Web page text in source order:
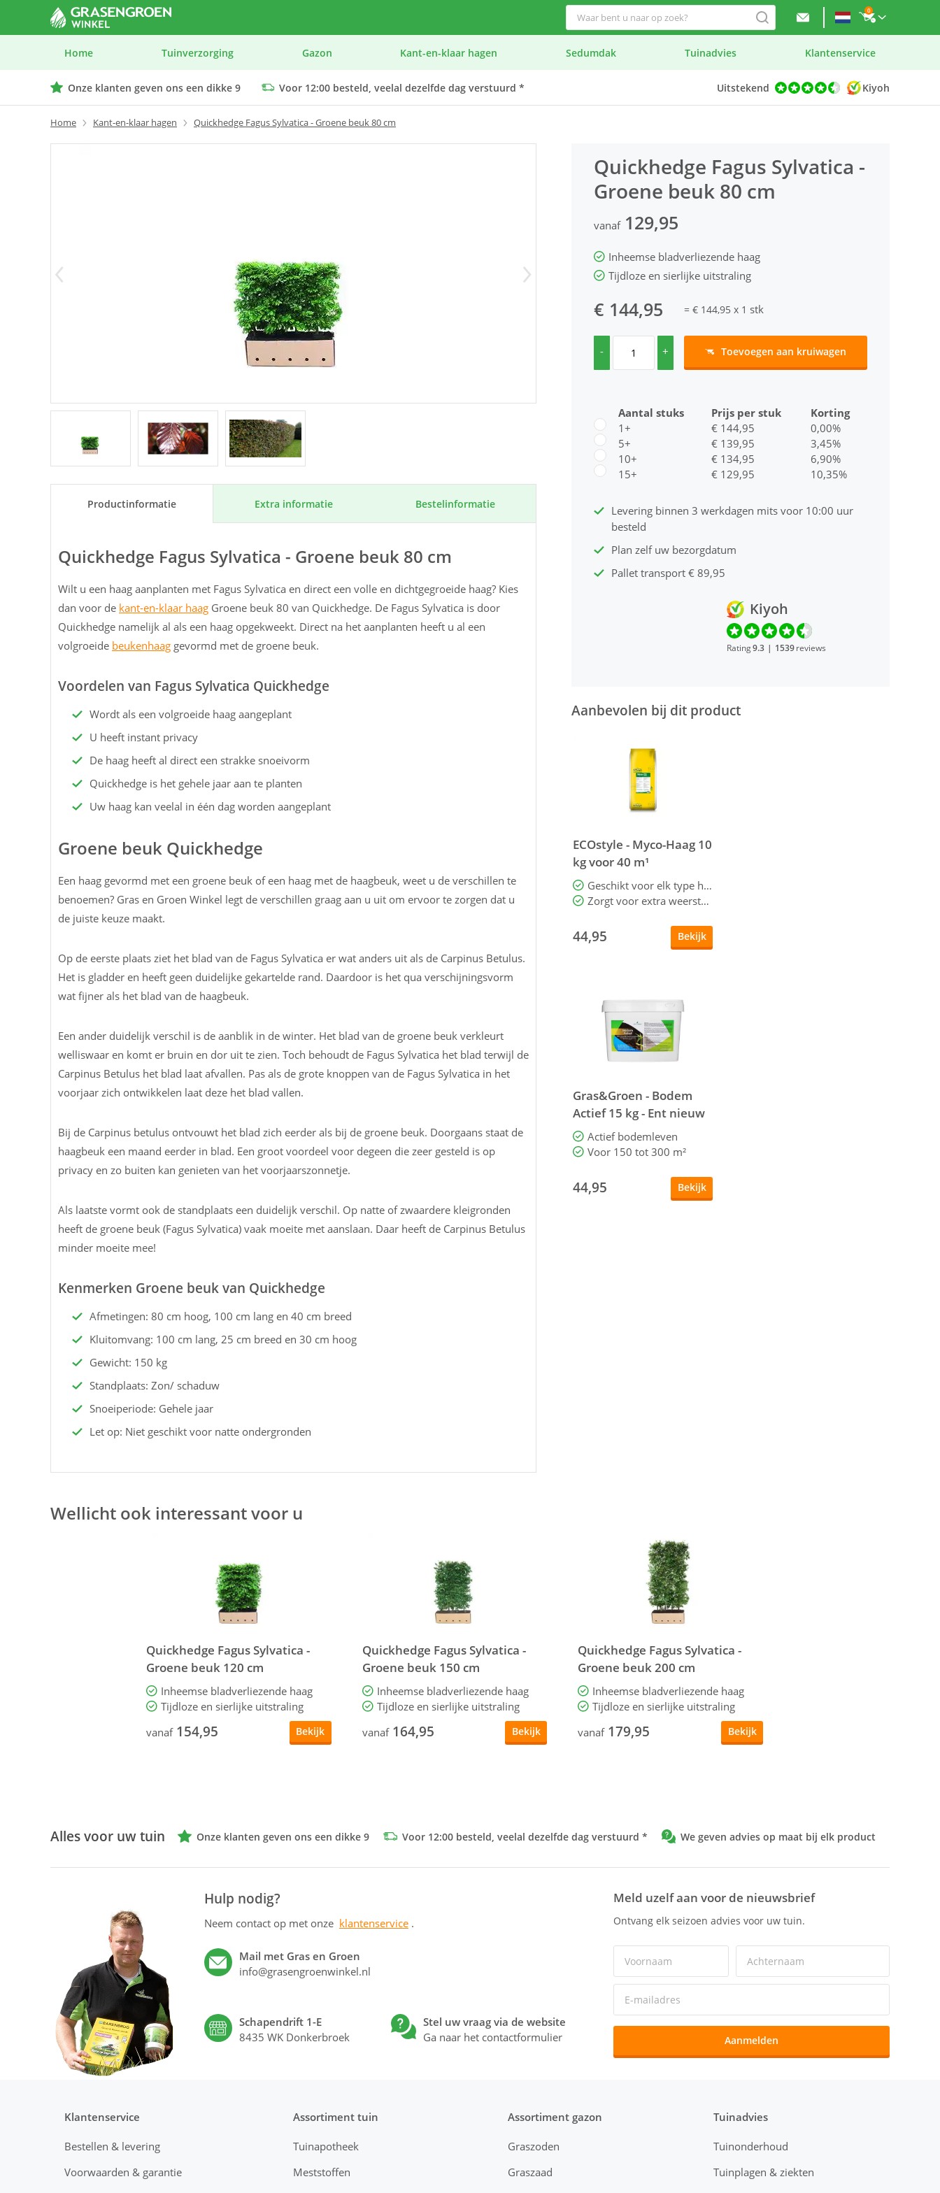
0
Home Tuinverzorging Gazon Kant-en-klaar hagen Sedumdak Tuinadvies Klantenservice
Onze klanten geven ons een dikke 9
Voor 12:00 besteld, veelal dezelfde dag verstuurd *
We geven advies op maat bij elk product
Uitstekend Kiyoh
Home Kant-en-klaar hagen Quickhedge Fagus Sylvatica - Groene beuk 80 cm
Quickhedge Fagus Sylvatica -
Groene beuk 80 cm
vanaf 129,95
Inheemse bladverliezende haag
Tijdloze en sierlijke uitstraling
€ 144,95 = € 144,95 x 1 stk
- + Toevoegen aan kruiwagen
Aantal stuks Prijs per stuk
Korting
1+
€ 144,95
0,00%
5+
€ 139,95
3,45%
10+
€ 134,95
6,90%
15+
€ 129,95 10,35%
Levering binnen 3 werkdagen mits voor 10:00 uur
besteld
Plan zelf uw bezorgdatum
Pallet transport € 89,95
Kiyoh
Rating9.3 | 1539reviews
Aanbevolen bij dit product
ECOstyle - Myco-Haag 10
kg voor 40 m¹
haagplanten
Geschikt voor elk type haag
Zorgt voor extra weerstand en vitaliteit
44,95 Bekijk
Gras&Groen - Bodem
Actief 15 kg - Ent nieuw
bodemleven
Actief bodemleven
Voor 150 tot 300 m²
44,95 Bekijk
Product­informatie Extra informatie Bestel­informatie
Quickhedge Fagus Sylvatica - Groene beuk 80 cm
Wilt u een haag aanplanten met Fagus Sylvatica en direct een volle en dichtgegroeide haag? Kies
dan voor de kant-en-klaar haag Groene beuk 80 van Quickhedge. De Fagus Sylvatica is door
Quickhedge namelijk al als een haag opgekweekt. Direct na het aanplanten heeft u al een
volgroeide beukenhaag gevormd met de groene beuk.
Voordelen van Fagus Sylvatica Quickhedge
Wordt als een volgroeide haag aangeplant
U heeft instant privacy
De haag heeft al direct een strakke snoeivorm
Quickhedge is het gehele jaar aan te planten
Uw haag kan veelal in één dag worden aangeplant
Groene beuk Quickhedge
Een haag gevormd met een groene beuk of een haag met de haagbeuk, weet u de verschillen te
benoemen? Gras en Groen Winkel legt de verschillen graag aan u uit om ervoor te zorgen dat u
de juiste keuze maakt.
Op de eerste plaats ziet het blad van de Fagus Sylvatica er wat anders uit als de Carpinus Betulus.
Het is gladder en heeft geen duidelijke gekartelde rand. Daardoor is het qua verschijningsvorm
wat fijner als het blad van de haagbeuk.
Een ander duidelijk verschil is de aanblik in de winter. Het blad van de groene beuk verkleurt
welliswaar en komt er bruin en dor uit te zien. Toch behoudt de Fagus Sylvatica het blad terwijl de
Carpinus Betulus het blad laat afvallen. Pas als de grote knoppen van de Fagus Sylvatica in het
voorjaar zich ontwikkelen laat deze het blad vallen.
Bij de Carpinus betulus ontvouwt het blad zich eerder als bij de groene beuk. Doorgaans staat de
haagbeuk een maand eerder in blad. Een groot voordeel voor degeen die zeer gesteld is op
privacy en zo buiten kan genieten van het voorjaarszonnetje.
Als laatste vormt ook de standplaats een duidelijk verschil. Op natte of zwaardere kleigronden
heeft de groene beuk (Fagus Sylvatica) vaak moeite met aanslaan. Daar heeft de Carpinus Betulus
minder moeite mee!
Kenmerken Groene beuk van Quickhedge
Afmetingen: 80 cm hoog, 100 cm lang en 40 cm breed
Kluitomvang: 100 cm lang, 25 cm breed en 30 cm hoog
Gewicht: 150 kg
Standplaats: Zon/ schaduw
Snoeiperiode: Gehele jaar
Let op: Niet geschikt voor natte ondergronden
Wellicht ook interessant voor u
Quickhedge Fagus Sylvatica -
Groene beuk 120 cm
Inheemse bladverliezende haag
Tijdloze en sierlijke uitstraling
vanaf 154,95 Bekijk
Quickhedge Fagus Sylvatica -
Groene beuk 150 cm
Inheemse bladverliezende haag
Tijdloze en sierlijke uitstraling
vanaf 164,95 Bekijk
Quickhedge Fagus Sylvatica -
Groene beuk 200 cm
Inheemse bladverliezende haag
Tijdloze en sierlijke uitstraling
vanaf 179,95 Bekijk
Alles voor uw tuin Onze klanten geven ons een dikke 9 Voor 12:00 besteld, veelal dezelfde dag verstuurd * We geven advies op maat bij elk product
Hulp nodig?
Neem contact op met onze klantenservice .
Mail met Gras en Groen
info@grasengroenwinkel.nl
Schapendrift 1-E
8435 WK Donkerbroek
Stel uw vraag via de website
Ga naar het contactformulier
Meld uzelf aan voor de nieuwsbrief
Ontvang elk seizoen advies voor uw tuin.
Aanmelden
Klantenservice
Bestellen & levering
Voorwaarden & garantie
Assortiment tuin
Tuinapotheek
Meststoffen
Assortiment gazon
Graszoden
Graszaad
Tuinadvies
Tuinonderhoud
Tuinplagen & ziekten